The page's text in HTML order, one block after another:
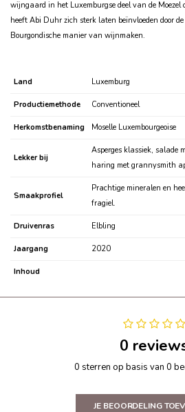
wijngaard in het Luxemburgse deel van de Moezel
heeft Abi Duhr zich sterk laten beïnvloeden door
Bourgondische manier van wijnmaken.
Land Luxemburg
Productiemethode Conventioneel
Herkomstbenaming Moselle Luxembourgeoise
Lekker bij
Asperges klassiek, salade
haring met grannysmith
Smaakprofiel
Prachtige mineralen en
fragiel.
Druivenras Elbling
Jaargang 2020
Inhoud
0
0 sterren op basis van 0
JE BEOORDELING